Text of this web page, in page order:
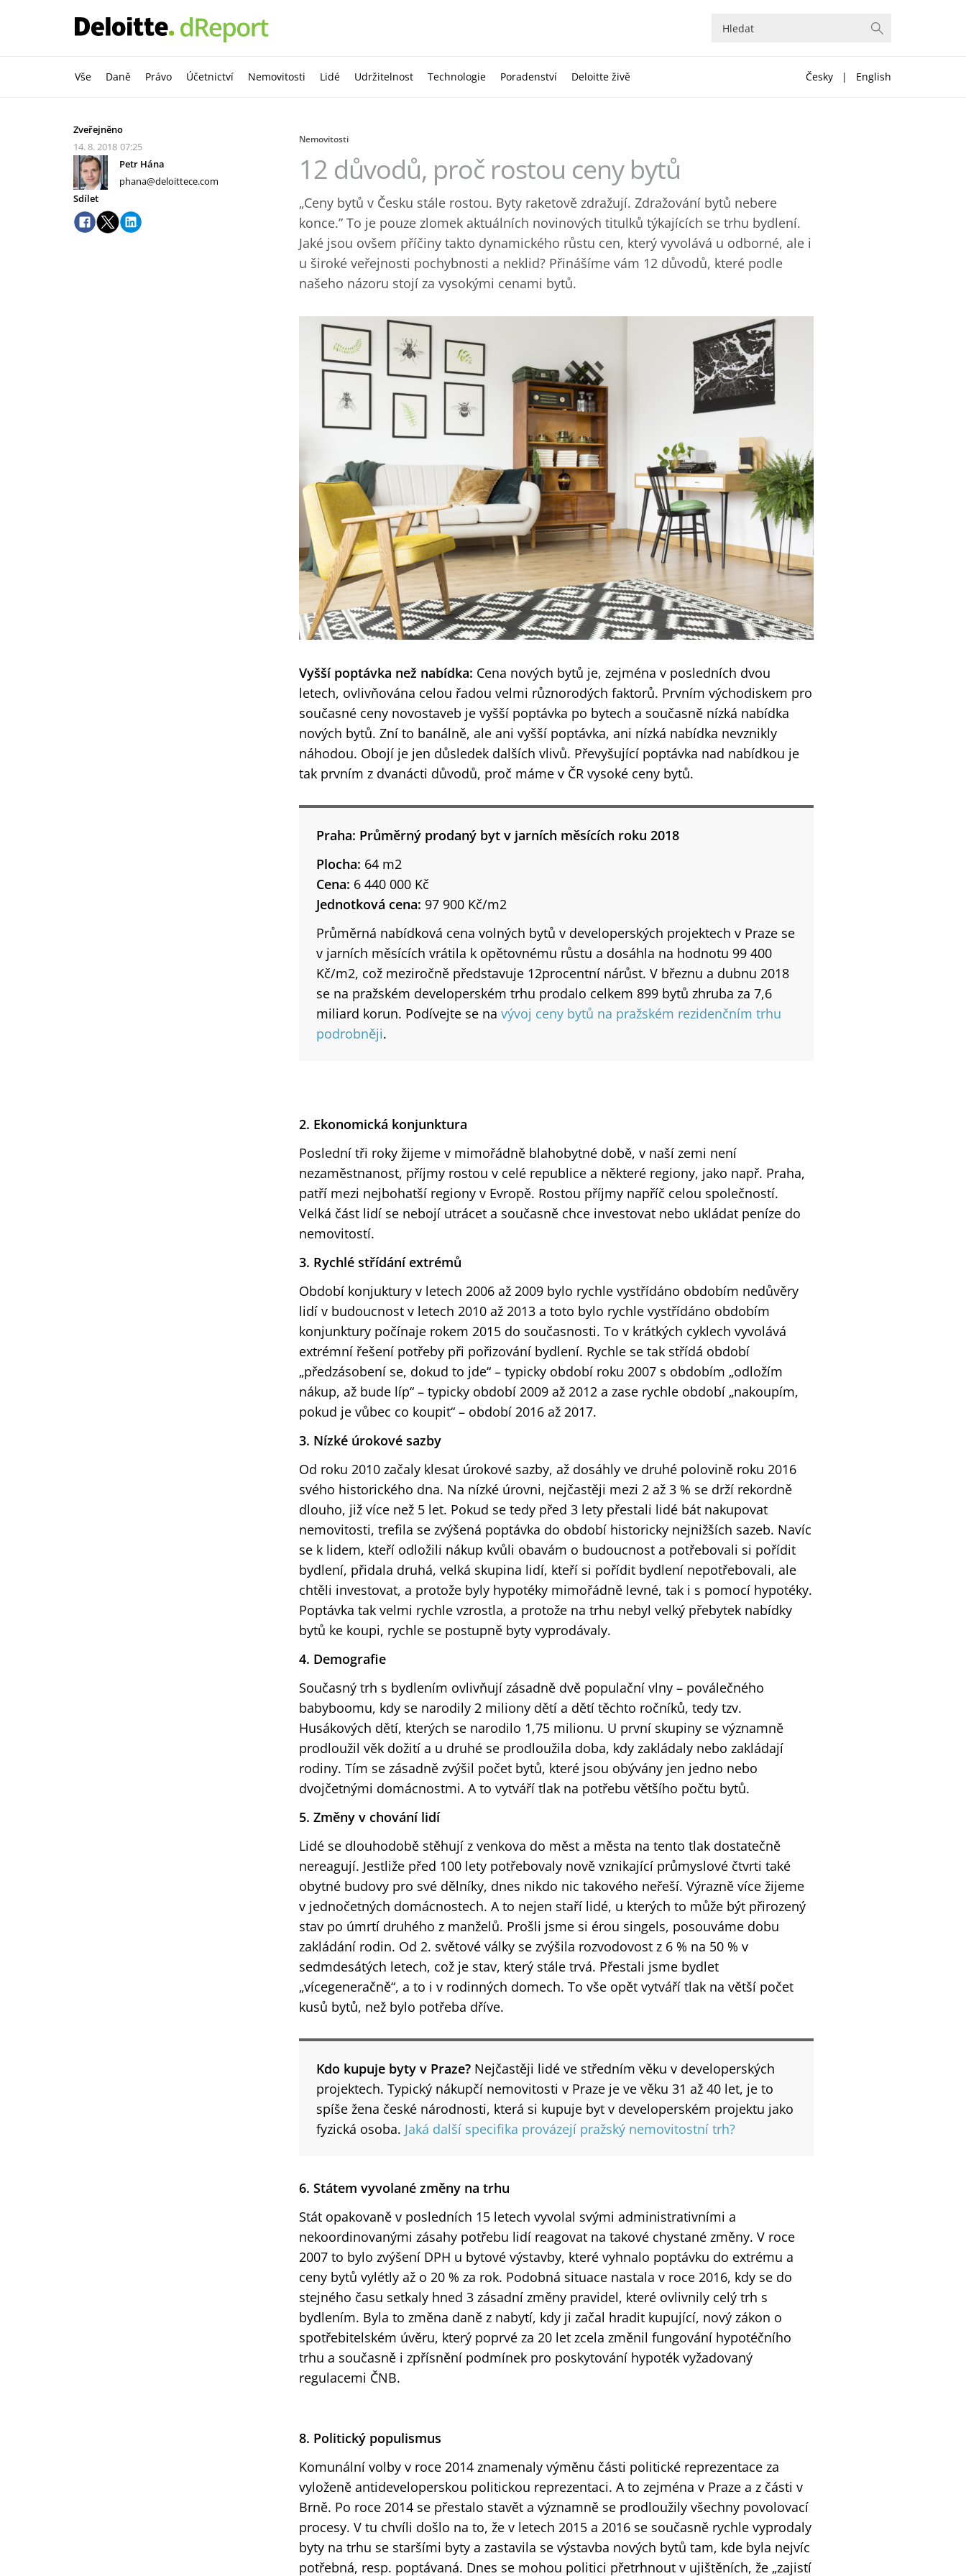
Vše Daně Právo Účetnictví Nemovitosti Lidé Udržitelnost Technologie Poradenství Deloitte živě Česky | English
Zveřejněno
14. 8. 2018 07:25
Petr Hána
phana@deloittece.com
Sdílet
Nemovitosti
12 důvodů, proč rostou ceny bytů
„Ceny bytů v Česku stále rostou. Byty raketově zdražují. Zdražování bytů nebere
konce.” To je pouze zlomek aktuálních novinových titulků týkajících se trhu bydlení.
Jaké jsou ovšem příčiny takto dynamického růstu cen, který vyvolává u odborné, ale i
u široké veřejnosti pochybnosti a neklid? Přinášíme vám 12 důvodů, které podle
našeho názoru stojí za vysokými cenami bytů.
Vyšší poptávka než nabídka: Cena nových bytů je, zejména v posledních dvou
letech, ovlivňována celou řadou velmi různorodých faktorů. Prvním východiskem pro
současné ceny novostaveb je vyšší poptávka po bytech a současně nízká nabídka
nových bytů. Zní to banálně, ale ani vyšší poptávka, ani nízká nabídka nevznikly
náhodou. Obojí je jen důsledek dalších vlivů. Převyšující poptávka nad nabídkou je
tak prvním z dvanácti důvodů, proč máme v ČR vysoké ceny bytů.
Praha: Průměrný prodaný byt v jarních měsících roku 2018
Plocha: 64 m2
Cena: 6 440 000 Kč
Jednotková cena: 97 900 Kč/m2
Průměrná nabídková cena volných bytů v developerských projektech v Praze se
v jarních měsících vrátila k opětovnému růstu a dosáhla na hodnotu 99 400
Kč/m2, což meziročně představuje 12procentní nárůst. V březnu a dubnu 2018
se na pražském developerském trhu prodalo celkem 899 bytů zhruba za 7,6
miliard korun. Podívejte se na vývoj ceny bytů na pražském rezidenčním trhu
podrobněji.
2. Ekonomická konjunktura
Poslední tři roky žijeme v mimořádně blahobytné době, v naší zemi není
nezaměstnanost, příjmy rostou v celé republice a některé regiony, jako např. Praha,
patří mezi nejbohatší regiony v Evropě. Rostou příjmy napříč celou společností.
Velká část lidí se nebojí utrácet a současně chce investovat nebo ukládat peníze do
nemovitostí.
3. Rychlé střídání extrémů
Období konjuktury v letech 2006 až 2009 bylo rychle vystřídáno obdobím nedůvěry
lidí v budoucnost v letech 2010 až 2013 a toto bylo rychle vystřídáno obdobím
konjunktury počínaje rokem 2015 do současnosti. To v krátkých cyklech vyvolává
extrémní řešení potřeby při pořizování bydlení. Rychle se tak střídá období
„předzásobení se, dokud to jde“ – typicky období roku 2007 s obdobím „odložím
nákup, až bude líp“ – typicky období 2009 až 2012 a zase rychle období „nakoupím,
pokud je vůbec co koupit“ – období 2016 až 2017.
3. Nízké úrokové sazby
Od roku 2010 začaly klesat úrokové sazby, až dosáhly ve druhé polovině roku 2016
svého historického dna. Na nízké úrovni, nejčastěji mezi 2 až 3 % se drží rekordně
dlouho, již více než 5 let. Pokud se tedy před 3 lety přestali lidé bát nakupovat
nemovitosti, trefila se zvýšená poptávka do období historicky nejnižších sazeb. Navíc
se k lidem, kteří odložili nákup kvůli obavám o budoucnost a potřebovali si pořídit
bydlení, přidala druhá, velká skupina lidí, kteří si pořídit bydlení nepotřebovali, ale
chtěli investovat, a protože byly hypotéky mimořádně levné, tak i s pomocí hypotéky.
Poptávka tak velmi rychle vzrostla, a protože na trhu nebyl velký přebytek nabídky
bytů ke koupi, rychle se postupně byty vyprodávaly.
4. Demografie
Současný trh s bydlením ovlivňují zásadně dvě populační vlny – poválečného
babyboomu, kdy se narodily 2 miliony dětí a dětí těchto ročníků, tedy tzv.
Husákových dětí, kterých se narodilo 1,75 milionu. U první skupiny se významně
prodloužil věk dožití a u druhé se prodloužila doba, kdy zakládaly nebo zakládají
rodiny. Tím se zásadně zvýšil počet bytů, které jsou obývány jen jedno nebo
dvojčetnými domácnostmi. A to vytváří tlak na potřebu většího počtu bytů.
5. Změny v chování lidí
Lidé se dlouhodobě stěhují z venkova do měst a města na tento tlak dostatečně
nereagují. Jestliže před 100 lety potřebovaly nově vznikající průmyslové čtvrti také
obytné budovy pro své dělníky, dnes nikdo nic takového neřeší. Výrazně více žijeme
v jednočetných domácnostech. A to nejen staří lidé, u kterých to může být přirozený
stav po úmrtí druhého z manželů. Prošli jsme si érou singels, posouváme dobu
zakládání rodin. Od 2. světové války se zvýšila rozvodovost z 6 % na 50 % v
sedmdesátých letech, což je stav, který stále trvá. Přestali jsme bydlet
„vícegeneračně“, a to i v rodinných domech. To vše opět vytváří tlak na větší počet
kusů bytů, než bylo potřeba dříve.
Kdo kupuje byty v Praze? Nejčastěji lidé ve středním věku v developerských
projektech. Typický nákupčí nemovitosti v Praze je ve věku 31 až 40 let, je to
spíše žena české národnosti, která si kupuje byt v developerském projektu jako
fyzická osoba. Jaká další specifika provázejí pražský nemovitostní trh?
6. Státem vyvolané změny na trhu
Stát opakovaně v posledních 15 letech vyvolal svými administrativními a
nekoordinovanými zásahy potřebu lidí reagovat na takové chystané změny. V roce
2007 to bylo zvýšení DPH u bytové výstavby, které vyhnalo poptávku do extrému a
ceny bytů vylétly až o 20 % za rok. Podobná situace nastala v roce 2016, kdy se do
stejného času setkaly hned 3 zásadní změny pravidel, které ovlivnily celý trh s
bydlením. Byla to změna daně z nabytí, kdy ji začal hradit kupující, nový zákon o
spotřebitelském úvěru, který poprvé za 20 let zcela změnil fungování hypotéčního
trhu a současně i zpřísnění podmínek pro poskytování hypoték vyžadovaný
regulacemi ČNB.
8. Politický populismus
Komunální volby v roce 2014 znamenaly výměnu části politické reprezentace za
vyloženě antideveloperskou politickou reprezentaci. A to zejména v Praze a z části v
Brně. Po roce 2014 se přestalo stavět a významně se prodloužily všechny povolovací
procesy. V tu chvíli došlo na to, že v letech 2015 a 2016 se současně rychle vyprodaly
byty na trhu se staršími byty a zastavila se výstavba nových bytů tam, kde byla nejvíc
potřebná, resp. poptávaná. Dnes se mohou politici přetrhnout v ujištěních, že „zajistí